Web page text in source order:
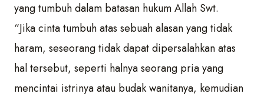
yang tumbuh dalam batasan hukum Allah Swt.
“Jika cinta tumbuh atas sebuah alasan yang tidak
haram, seseorang tidak dapat dipersalahkan atas
hal tersebut, seperti halnya seorang pria yang
mencintai istrinya atau budak wanitanya, kemudian